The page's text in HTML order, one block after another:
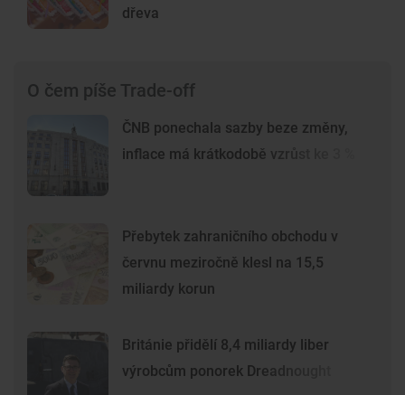
dřeva
O čem píše Trade-off
ČNB ponechala sazby beze změny,
inflace má krátkodobě vzrůst ke 3 %
Přebytek zahraničního obchodu v
červnu meziročně klesl na 15,5
miliardy korun
Británie přidělí 8,4 miliardy liber
výrobcům ponorek Dreadnought